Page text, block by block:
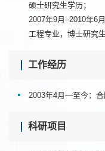
硕士研究生学历；
2007年9月–2010年6
工程专业，博士研究
工作经历
2003年4月—至今：
科研项目